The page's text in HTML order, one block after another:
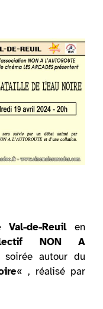
de-Reuilen
NON A
soirée autour du
« , réalisé par